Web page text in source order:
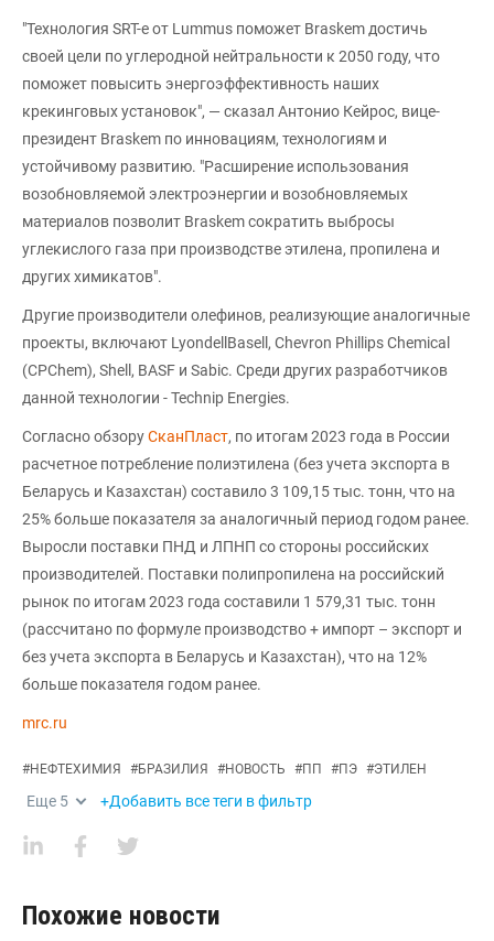
"Технология SRT-e от Lummus поможет Braskem достичь
своей цели по углеродной нейтральности к 2050 году, что
поможет повысить энергоэффективность наших
крекинговых установок", — сказал Антонио Кейрос, вице-
президент Braskem по инновациям, технологиям и
устойчивому развитию. "Расширение использования
возобновляемой электроэнергии и возобновляемых
материалов позволит Braskem сократить выбросы
углекислого газа при производстве этилена, пропилена и
других химикатов".
Другие производители олефинов, реализующие аналогичные
проекты, включают LyondellBasell, Chevron Phillips Chemical
(CPChem), Shell, BASF и Sabic. Среди других разработчиков
данной технологии - Technip Energies.
Согласно обзоруСканПласт, по итогам 2023 года в России
расчетное потребление полиэтилена (без учета экспорта в
Беларусь и Казахстан) составило 3 109,15 тыс. тонн, что на
25% больше показателя за аналогичный период годом ранее.
Выросли поставки ПНД и ЛПНП со стороны российских
производителей. Поставки полипропилена на российский
рынок по итогам 2023 года составили 1 579,31 тыс. тонн
(рассчитано по формуле производство + импорт – экспорт и
без учета экспорта в Беларусь и Казахстан), что на 12%
больше показателя годом ранее.
mrc.ru
#НЕФТЕХИМИЯ #БРАЗИЛИЯ #НОВОСТЬ #ПП #ПЭ #ЭТИЛЕН
Еще 5 +Добавить все теги в фильтр
Похожие новости